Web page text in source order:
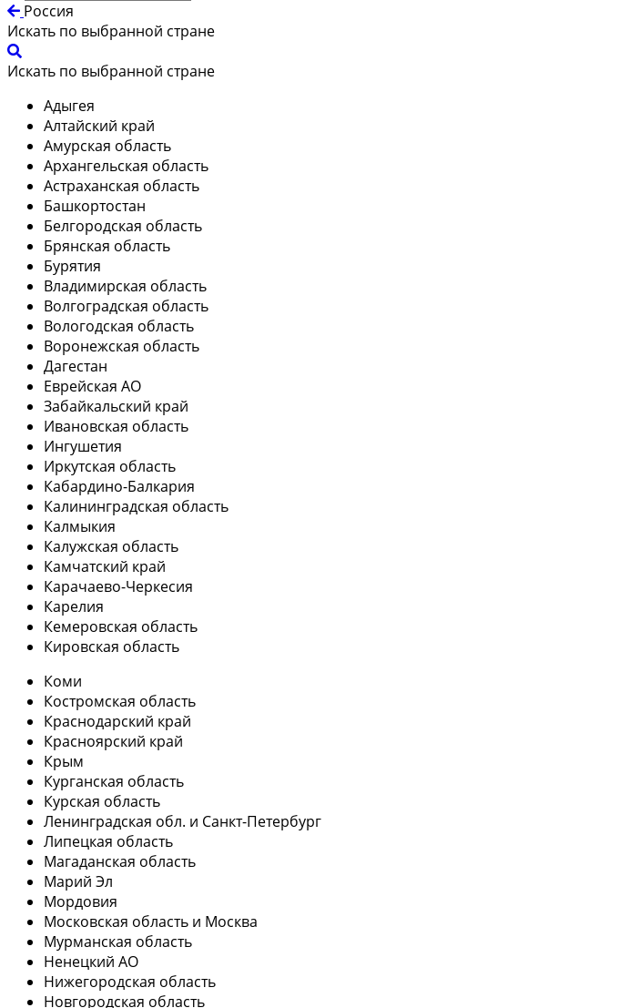
Россия
Искать по выбранной стране
Искать по выбранной стране
Адыгея
Алтайский край
Амурская область
Архангельская область
Астраханская область
Башкортостан
Белгородская область
Брянская область
Бурятия
Владимирская область
Волгоградская область
Вологодская область
Воронежская область
Дагестан
Еврейская АО
Забайкальский край
Ивановская область
Ингушетия
Иркутская область
Кабардино-Балкария
Калининградская область
Калмыкия
Калужская область
Камчатский край
Карачаево-Черкесия
Карелия
Кемеровская область
Кировская область
Коми
Костромская область
Краснодарский край
Красноярский край
Крым
Курганская область
Курская область
Ленинградская обл. и Санкт-Петербург
Липецкая область
Магаданская область
Марий Эл
Мордовия
Московская область и Москва
Мурманская область
Ненецкий АО
Нижегородская область
Новгородская область